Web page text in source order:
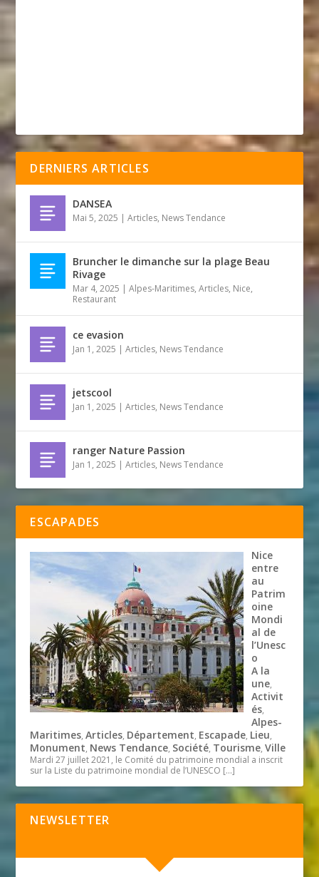
DERNIERS ARTICLES
DANSEA
Mai 5, 2025 |Articles, News Tendance
Bruncher le dimanche sur la plage Beau
Rivage
Mar 4, 2025 |Alpes-Maritimes,Articles, Nice,
Restaurant
ce evasion
Jan 1, 2025 |Articles, News Tendance
jetscool
Jan 1, 2025 |Articles, News Tendance
ranger Nature Passion
Jan 1, 2025 |Articles, News Tendance
ESCAPADES
Nice
entre
au
Patrim
oine
Mondi
al de
l’Unesc
o
A la
une,
Activit
és,
Alpes-
Maritimes,Articles, Département, Escapade, Lieu,
Monument, News Tendance, Société, Tourisme,Ville
Mardi 27 juillet 2021, le Comité du patrimoine mondial a inscrit
sur la Liste du patrimoine mondial de l’UNESCO […]
NEWSLETTER